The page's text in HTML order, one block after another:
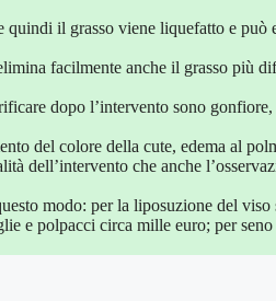
il grasso viene liquefatto e può
facilmente anche il grasso più
dopo l’intervento sono gonfiore,
del colore della cute, edema al
dell’intervento che anche
modo: per la liposuzione del viso
e polpacci circa mille euro; per